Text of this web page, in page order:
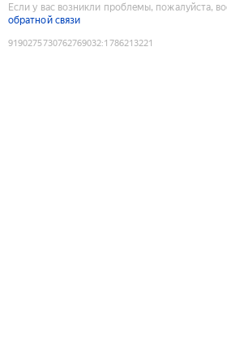
Если у вас возникли проблемы, пожалуйста,
обратной связи
9190275730762769032:1786213221